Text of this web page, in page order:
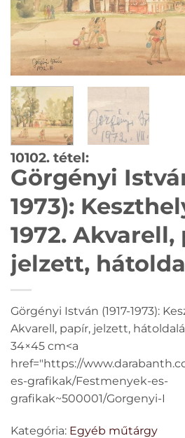
10102. tétel:
Görgényi
1973):
1972. Akvarell,
jelzett,
autográf
cm
Görgényi István (1917-1973):
Akvarell, papír, jelzett,
34×45 cm<a
href="https://
es-grafikak/Festmenyek-es-
grafikak~500001/Gorgenyi-I
Kategória: Egyéb műtárgy